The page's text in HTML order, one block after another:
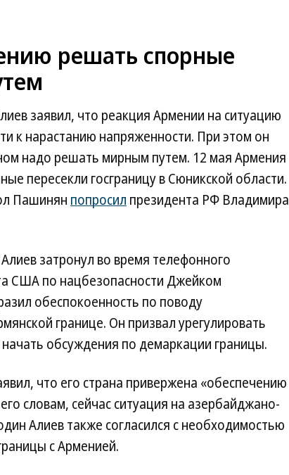
решать спорные
заявил, что реакция Армении на ситуацию
к нарастанию напряженности. При этом он
надо решать мирным путем. 12 мая Армения
пересекли госграницу в Сюникской области.
Пашинян попросил президента РФ Владимира
затронул во время телефонного
США по нацбезопасности Джейком
обеспокоенность по поводу
границе. Он призвал урегулировать
обсуждения по демаркации границы.
что его страна привержена «обеспечению
словам, сейчас ситуация на азербайджано-
Алиев также согласился с необходимостью
с Арменией.